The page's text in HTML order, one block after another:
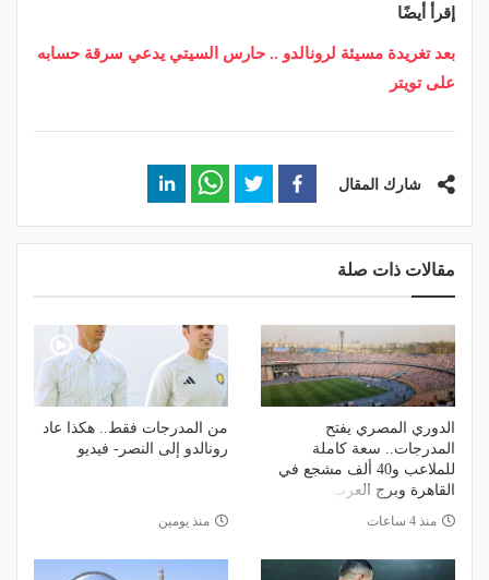
إقرأ أيضًا
بعد تغريدة مسيئة لرونالدو .. حارس السيتي يدعي سرقة حسابه
على تويتر
شارك المقال
مقالات ذات صلة
الدوري المصري يفتح
المدرجات.. سعة كاملة
للملاعب و40 ألف مشجع في
القاهرة وبرج العرب
منذ 4 ساعات
من المدرجات فقط.. هكذا عاد
رونالدو إلى النصر- فيديو
منذ يومين